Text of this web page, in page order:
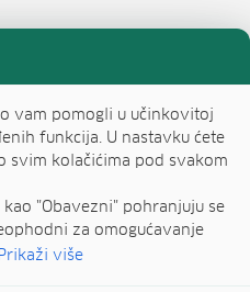
vam pomogli u učinkovitoj
funkcija. U nastavku ćete
svim kolačićima pod svakom
"Obavezni" pohranjuju se
za omogućavanje
više